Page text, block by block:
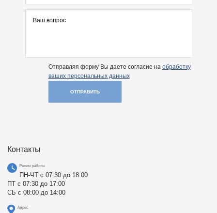
Отправляя форму Вы даете согласие на обработку
ваших персональных данных
ОТПРАВИТЬ
Контакты
Режим работы
ПН-ЧТ с 07:30 до 18:00
ПТ с 07:30 до 17:00
СБ с 08:00 до 14:00
Адрес